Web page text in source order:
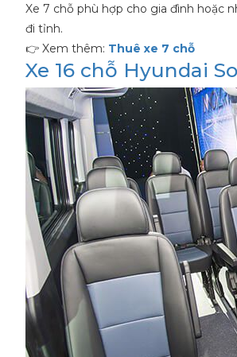
Xe 7 chỗ phù hợp cho gia đình hoặc
đi tỉnh.
👉 Xem thêm: Thuê xe 7 chỗ
Xe 16 chỗ Hyundai